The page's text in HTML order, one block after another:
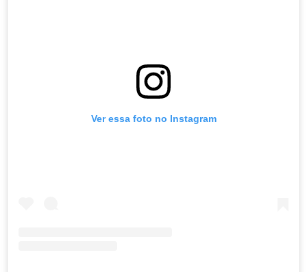
Ver essa foto no Instagram